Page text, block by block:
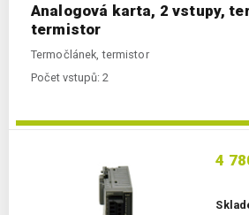
Analogová karta, 2 vstupy,
termistor
Termočlánek, termistor
Počet vstupů: 2
4